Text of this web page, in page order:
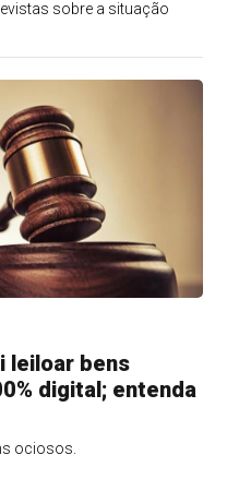
sobre a situação
leiloar bens
digital; entenda
ociosos.